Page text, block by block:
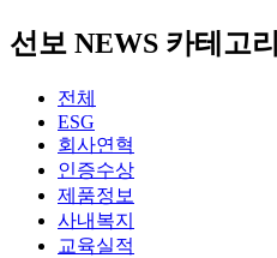
선보 NEWS 카테고리
전체
ESG
회사연혁
인증수상
제품정보
사내복지
교육실적